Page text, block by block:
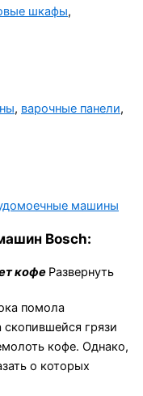
шкафы,
, варочные панели,
машины
Bosch:
кофе Развернуть
помола
грязи
кофе. Однако,
о которых